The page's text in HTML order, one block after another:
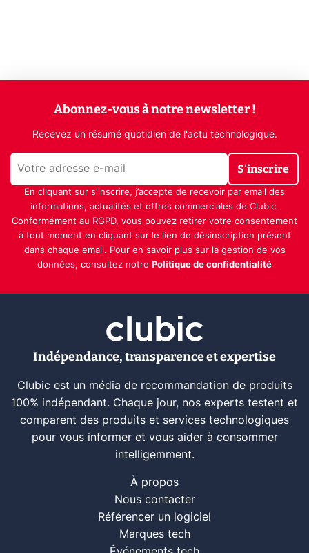
Abonnez-vous à notre newsletter !
Recevez un résumé quotidien de l'actu technologique.
S'inscrire
En cliquant sur s'inscrire, j’accepte de recevoir par email des
informations, actualités et offres commerciales de Clubic.
Conformément au RGPD, vous pouvez retirer votre consentement
à tout moment en cliquant sur le lien de désinscription présent
dans chaque email. Pour en savoir plus sur la gestion de vos
données, consultez notre Politique de confidentialité
Indépendance, transparence et expertise
Clubic est un média de recommandation de produits
100% indépendant. Chaque jour, nos experts testent et
comparent des produits et services technologiques
pour vous informer et vous aider à consommer
intelligemment.
À propos
Nous contacter
Référencer un logiciel
Marques tech